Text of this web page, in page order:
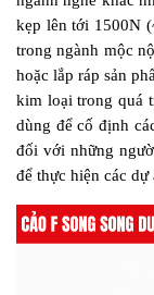
kẹp lên tới 1500N
trong ngành mộc
hoặc lắp ráp sản
kim loại trong quá
dùng để cố định
đối với những
để thực hiện các dự